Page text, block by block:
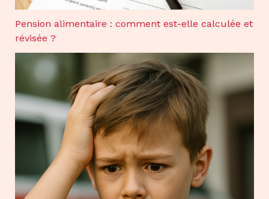
Pension alimentaire : comment est-elle calculée et
révisée ?